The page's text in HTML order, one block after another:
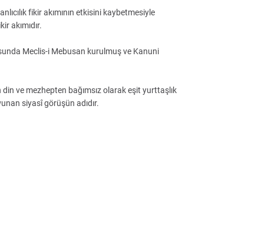
fikir akımının etkisini kaybetmesiyle
akımıdır.
Meclis-i Mebusan kurulmuş ve Kanuni
din ve mezhepten bağımsız olarak eşit yurttaşlık
siyasî görüşün adıdır.